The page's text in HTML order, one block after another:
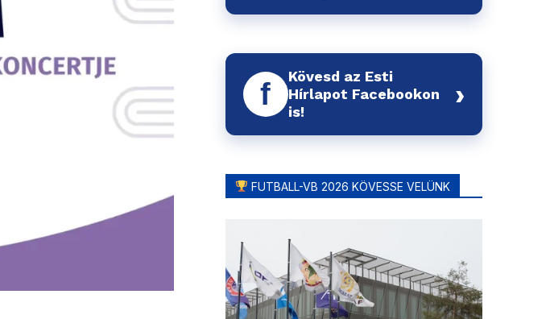
f
Kövesd az Esti
Hírlapot Facebookon
is!
›
FUTBALL-VB 2026 KÖVESSE VELÜNK